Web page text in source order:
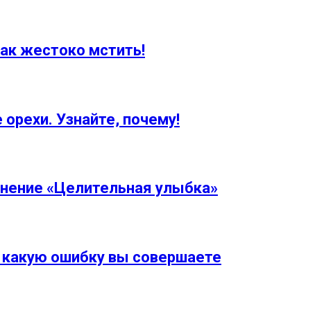
жестоко мстить!
Узнайте, почему!
«Целительная улыбка»
ошибку вы совершаете